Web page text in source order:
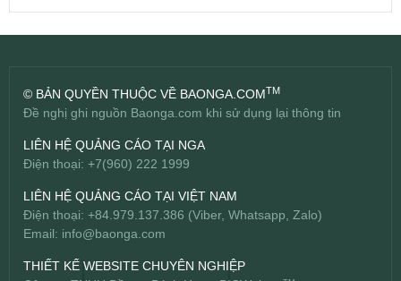
© BẢN QUYỀN THUỘC VỀ BAONGA.COMTM
Đề nghị ghi nguồn Baonga.com khi sử dụng lại thông tin
LIÊN HỆ QUẢNG CÁO TẠI NGA
Điện thoại: +7(960) 222 1999
LIÊN HỆ QUẢNG CÁO TẠI VIỆT NAM
Điện thoại: +84.979.137.386 (Viber, Whatsapp, Zalo)
Email: info@baonga.com
THIẾT KẾ WEBSITE CHUYÊN NGHIỆP